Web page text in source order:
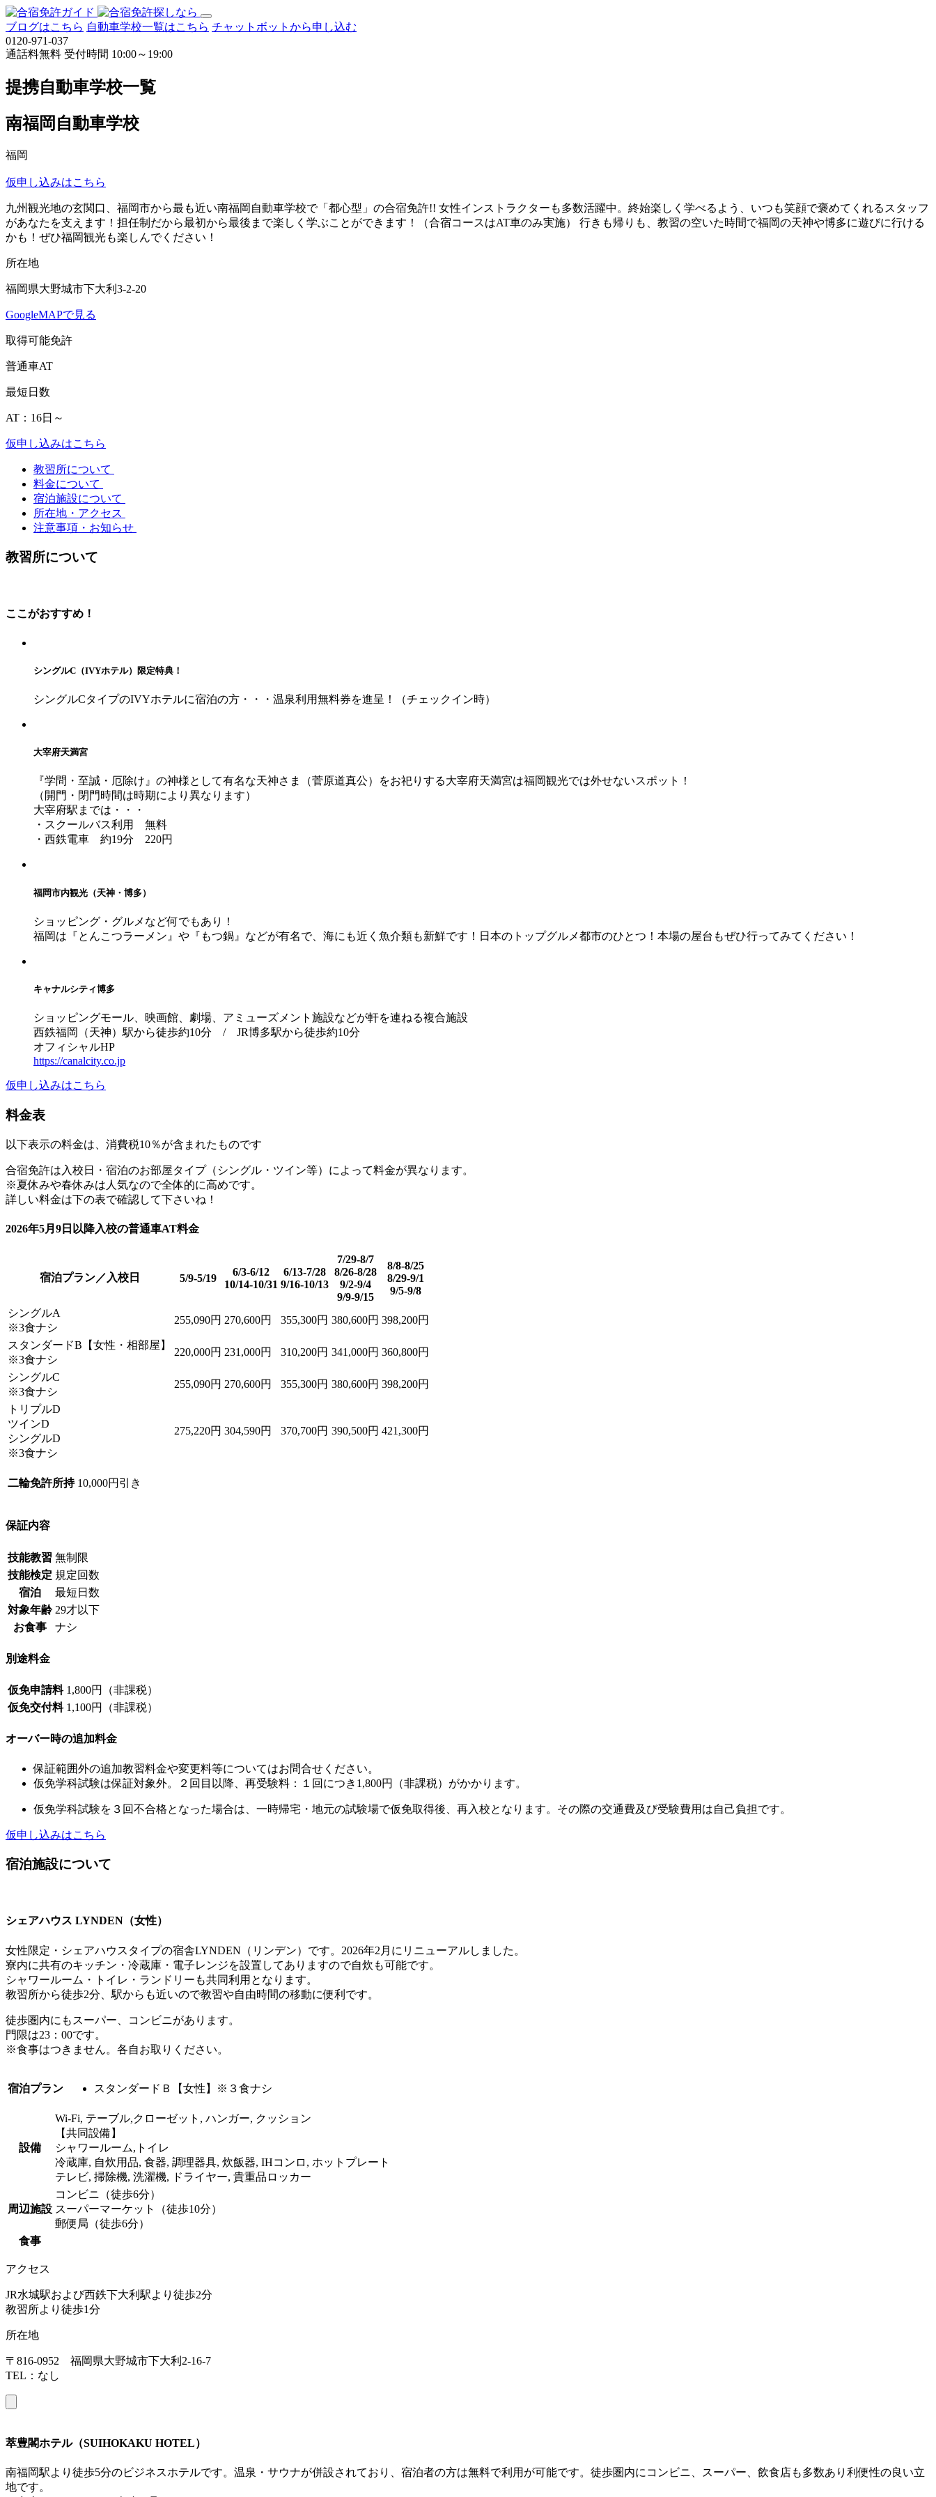
ブログはこちら 自動車学校一覧はこちら チャットボットから申し込む
0120-971-037
通話料無料 受付時間 10:00～19:00
提携自動車学校一覧
南福岡自動車学校
福岡
仮申し込みはこちら
九州観光地の玄関口、福岡市から最も近い南福岡自動車学校で「都心型」の合宿免許!! 女性インストラクターも多数活躍中。終始楽しく学べるよう、いつも笑顔で褒めてくれるスタッフ
があなたを支えます！担任制だから最初から最後まで楽しく学ぶことができます！（合宿コースはAT車のみ実施） 行きも帰りも、教習の空いた時間で福岡の天神や博多に遊びに行ける
かも！ぜひ福岡観光も楽しんでください！
所在地
福岡県大野城市下大利3-2-20
GoogleMAPで見る
取得可能免許
普通車AT
最短日数
AT：16日～
仮申し込みはこちら
教習所について
料金について
宿泊施設について
所在地・アクセス
注意事項・お知らせ
教習所について
ここがおすすめ！
シングルC（IVYホテル）限定特典！
シングルCタイプのIVYホテルに宿泊の方・・・温泉利用無料券を進呈！（チェックイン時）
大宰府天満宮
『学問・至誠・厄除け』の神様として有名な天神さま（菅原道真公）をお祀りする大宰府天満宮は福岡観光では外せないスポット！
（開門・閉門時間は時期により異なります）
大宰府駅までは・・・
・スクールバス利用 無料
・西鉄電車 約19分 220円
福岡市内観光（天神・博多）
ショッピング・グルメなど何でもあり！
福岡は『とんこつラーメン』や『もつ鍋』などが有名で、海にも近く魚介類も新鮮です！日本のトップグルメ都市のひとつ！本場の屋台もぜひ行ってみてください！
キャナルシティ博多
ショッピングモール、映画館、劇場、アミューズメント施設などが軒を連ねる複合施設
西鉄福岡（天神）駅から徒歩約10分 / JR博多駅から徒歩約10分
オフィシャルHP
https://canalcity.co.jp
仮申し込みはこちら
料金表
以下表示の料金は、消費税10％が含まれたものです
合宿免許は入校日・宿泊のお部屋タイプ（シングル・ツイン等）によって料金が異なります。
※夏休みや春休みは人気なので全体的に高めです。
詳しい料金は下の表で確認して下さいね！
2026年5月9日以降入校の普通車AT料金
宿泊プラン／入校日 5/9-5/19
6/3-6/12
10/14-10/31
6/13-7/28
9/16-10/13
7/29-8/7
8/26-8/28
9/2-9/4
9/9-9/15
8/8-8/25
8/29-9/1
9/5-9/8
シングルA
※3食ナシ
255,090円 270,600円 355,300円 380,600円 398,200円
スタンダードB【女性・相部屋】
※3食ナシ
220,000円 231,000円 310,200円 341,000円 360,800円
シングルC
※3食ナシ
255,090円 270,600円 355,300円 380,600円 398,200円
トリプルD
ツインD
シングルD
※3食ナシ
275,220円 304,590円 370,700円 390,500円 421,300円
二輪免許所持 10,000円引き
保証内容
技能教習 無制限
技能検定 規定回数
宿泊
最短日数
対象年齢 29才以下
お食事
ナシ
別途料金
仮免申請料 1,800円（非課税）
仮免交付料 1,100円（非課税）
オーバー時の追加料金
保証範囲外の追加教習料金や変更料等についてはお問合せください。
仮免学科試験は保証対象外。２回目以降、再受験料：１回につき1,800円（非課税）がかかります。
仮免学科試験を３回不合格となった場合は、一時帰宅・地元の試験場で仮免取得後、再入校となります。その際の交通費及び受験費用は自己負担です。
仮申し込みはこちら
宿泊施設について
シェアハウス LYNDEN（女性）
女性限定・シェアハウスタイプの宿舎LYNDEN（リンデン）です。2026年2月にリニューアルしました。
寮内に共有のキッチン・冷蔵庫・電子レンジを設置してありますので自炊も可能です。
シャワールーム・トイレ・ランドリーも共同利用となります。
教習所から徒歩2分、駅からも近いので教習や自由時間の移動に便利です。
徒歩圏内にもスーパー、コンビニがあります。
門限は23：00です。
※食事はつきません。各自お取りください。
宿泊プラン スタンダードＢ【女性】※３食ナシ
設備
Wi-Fi, テーブル,クローゼット, ハンガー, クッション
【共同設備】
シャワールーム,トイレ
冷蔵庫, 自炊用品, 食器, 調理器具, 炊飯器, IHコンロ, ホットプレート
テレビ, 掃除機, 洗濯機, ドライヤー, 貴重品ロッカー
周辺施設
コンビニ（徒歩6分）
スーパーマーケット（徒歩10分）
郵便局（徒歩6分）
食事
アクセス
JR水城駅および西鉄下大利駅より徒歩2分
教習所より徒歩1分
所在地
〒816-0952 福岡県大野城市下大利2-16-7
TEL：なし
萃豊閣ホテル（SUIHOKAKU HOTEL）
南福岡駅より徒歩5分のビジネスホテルです。温泉・サウナが併設されており、宿泊者の方は無料で利用が可能です。徒歩圏内にコンビニ、スーパー、飲食店も多数あり利便性の良い立
地です。